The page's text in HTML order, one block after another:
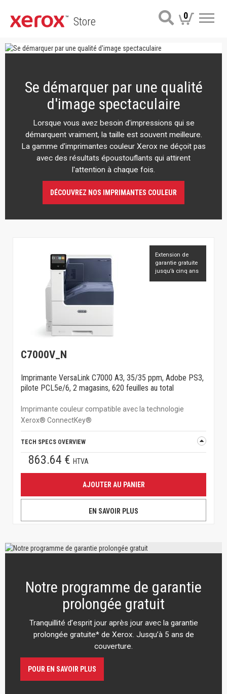
Store 0
Se démarquer par une qualité
d'image spectaculaire
Lorsque vous avez besoin d'impressions qui se
démarquent vraiment, la taille est souvent meilleure.
La gamme d'imprimantes couleur Xerox ne déçoit pas
avec des résultats époustouflants qui attirent
l'attention à chaque fois.
DÉCOUVREZ NOS IMPRIMANTES COULEUR
Extension de
garantie gratuite
jusqu’à cinq ans
C7000V_N
Imprimante VersaLink C7000 A3, 35/35 ppm, Adobe PS3,
pilote PCL5e/6, 2 magasins, 620 feuilles au total
Imprimante couleur compatible avec la technologie
Xerox® ConnectKey®
TECH SPECS OVERVIEW
863.64 € HTVA
AJOUTER AU PANIER
EN SAVOIR PLUS
Notre programme de garantie
prolongée gratuit
Tranquillité d’esprit jour après jour avec la garantie
prolongée gratuite* de Xerox. Jusqu’à 5 ans de
couverture.
POUR EN SAVOIR PLUS